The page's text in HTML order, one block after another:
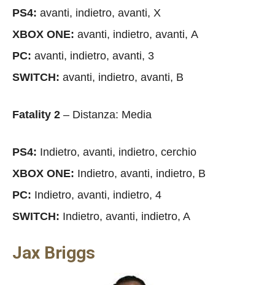
PS4: avanti, indietro, avanti, X
XBOX ONE: avanti, indietro, avanti, A
PC: avanti, indietro, avanti, 3
SWITCH: avanti, indietro, avanti, B
Fatality 2 – Distanza: Media
PS4: Indietro, avanti, indietro, cerchio
XBOX ONE: Indietro, avanti, indietro, B
PC: Indietro, avanti, indietro, 4
SWITCH: Indietro, avanti, indietro, A
Jax Briggs